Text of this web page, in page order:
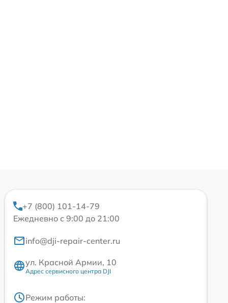
+7 (800) 101-14-79
Ежедневно с 9:00 до 21:00
info@dji-repair-center.ru
ул. Красной Армии, 10
Адрес сервисного центра DJI
Режим работы: